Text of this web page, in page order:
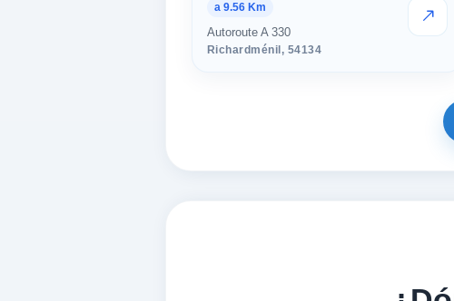
a 9.56 Km
Autoroute A 330
Richardménil, 54134